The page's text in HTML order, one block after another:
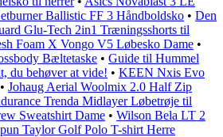
Ballistic FF 3 Håndboldsko • Den
Glu-Tech 2in1 Træningsshorts til
Foam X Vongo V5 Løbesko Dame •
Bæltetaske • Guide til Hummel
du behøver at vide! • KEEN Nxis Evo
• Johaug Aerial Woolmix 2.0 Half Zip
Trenda Midlayer Løbetrøje til
Sweatshirt Dame • Wilson Bela LT 2
Taylor Golf Polo T-shirt Herre